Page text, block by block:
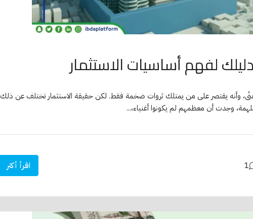
لفهم أساسيات الاستثمار
غنًى، وأنه يقتصر على من يمتلك ثروات ضخمة فقط. لكن حقيقة الاستثمار تختلف عن ذلك
وجدت أن معظمهم لم يكونوا أغنياء،...
1 اقرأ أكثر